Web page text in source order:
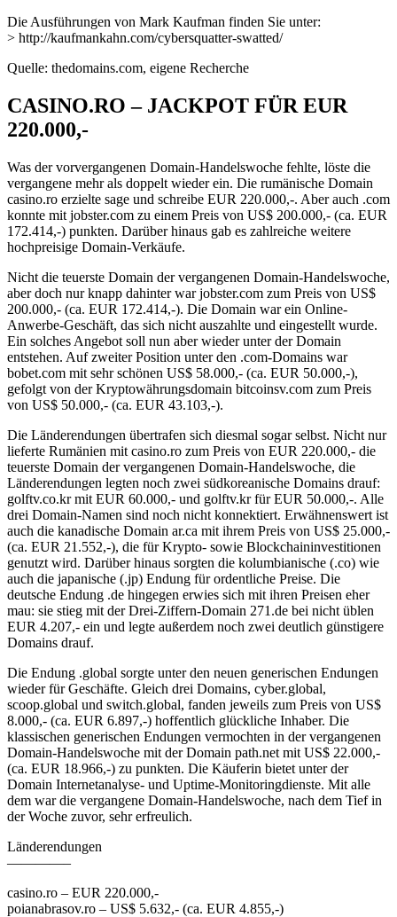
Die Ausführungen von Mark Kaufman finden Sie unter:
> http://kaufmankahn.com/cybersquatter-swatted/
Quelle: thedomains.com, eigene Recherche
CASINO.RO – JACKPOT FÜR EUR
220.000,-
Was der vorvergangenen Domain-Handelswoche fehlte, löste die
vergangene mehr als doppelt wieder ein. Die rumänische Domain
casino.ro erzielte sage und schreibe EUR 220.000,-. Aber auch .com
konnte mit jobster.com zu einem Preis von US$ 200.000,- (ca. EUR
172.414,-) punkten. Darüber hinaus gab es zahlreiche weitere
hochpreisige Domain-Verkäufe.
Nicht die teuerste Domain der vergangenen Domain-Handelswoche,
aber doch nur knapp dahinter war jobster.com zum Preis von US$
200.000,- (ca. EUR 172.414,-). Die Domain war ein Online-
Anwerbe-Geschäft, das sich nicht auszahlte und eingestellt wurde.
Ein solches Angebot soll nun aber wieder unter der Domain
entstehen. Auf zweiter Position unter den .com-Domains war
bobet.com mit sehr schönen US$ 58.000,- (ca. EUR 50.000,-),
gefolgt von der Kryptowährungsdomain bitcoinsv.com zum Preis
von US$ 50.000,- (ca. EUR 43.103,-).
Die Länderendungen übertrafen sich diesmal sogar selbst. Nicht nur
lieferte Rumänien mit casino.ro zum Preis von EUR 220.000,- die
teuerste Domain der vergangenen Domain-Handelswoche, die
Länderendungen legten noch zwei südkoreanische Domains drauf:
golftv.co.kr mit EUR 60.000,- und golftv.kr für EUR 50.000,-. Alle
drei Domain-Namen sind noch nicht konnektiert. Erwähnenswert ist
auch die kanadische Domain ar.ca mit ihrem Preis von US$ 25.000,-
(ca. EUR 21.552,-), die für Krypto- sowie Blockchaininvestitionen
genutzt wird. Darüber hinaus sorgten die kolumbianische (.co) wie
auch die japanische (.jp) Endung für ordentliche Preise. Die
deutsche Endung .de hingegen erwies sich mit ihren Preisen eher
mau: sie stieg mit der Drei-Ziffern-Domain 271.de bei nicht üblen
EUR 4.207,- ein und legte außerdem noch zwei deutlich günstigere
Domains drauf.
Die Endung .global sorgte unter den neuen generischen Endungen
wieder für Geschäfte. Gleich drei Domains, cyber.global,
scoop.global und switch.global, fanden jeweils zum Preis von US$
8.000,- (ca. EUR 6.897,-) hoffentlich glückliche Inhaber. Die
klassischen generischen Endungen vermochten in der vergangenen
Domain-Handelswoche mit der Domain path.net mit US$ 22.000,-
(ca. EUR 18.966,-) zu punkten. Die Käuferin bietet unter der
Domain Internetanalyse- und Uptime-Monitoringdienste. Mit alle
dem war die vergangene Domain-Handelswoche, nach dem Tief in
der Woche zuvor, sehr erfreulich.
Länderendungen
————–
casino.ro – EUR 220.000,-
poianabrasov.ro – US$ 5.632,- (ca. EUR 4.855,-)